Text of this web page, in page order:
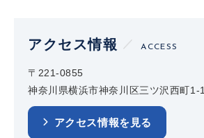
アクセス情報 ACCESS
〒221-0855
神奈川県横浜市神奈川区三ツ沢西町1-1
アクセス情報を見る